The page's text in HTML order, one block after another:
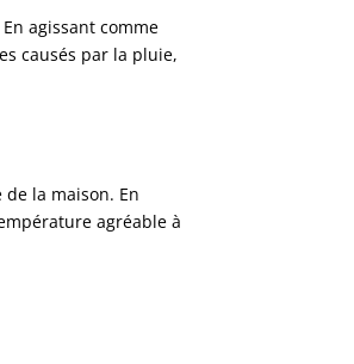
agissant comme
causés par la pluie,
la maison. En
agréable à